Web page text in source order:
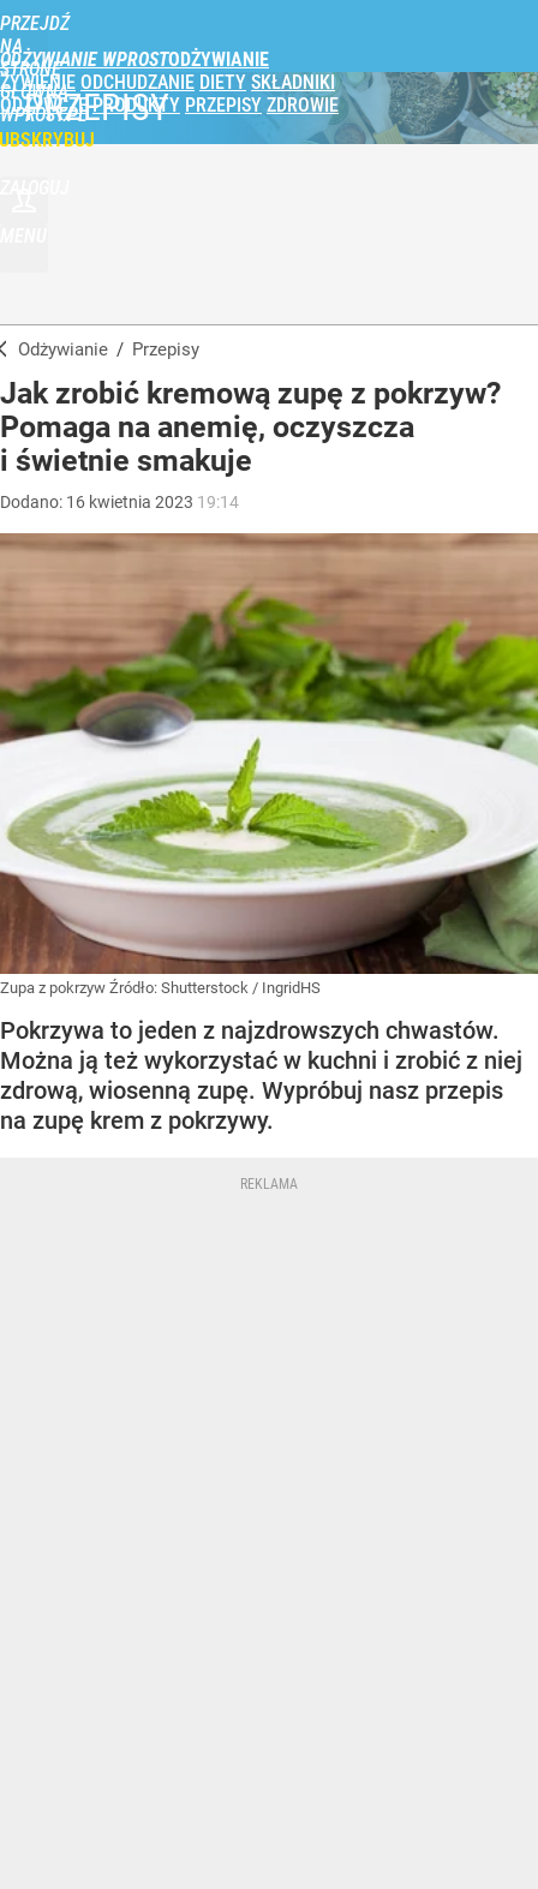
PRZEJDŹ
NA
STRONĘ
GŁÓWNĄ
WPROST.PL
ODŻYWIANIE WPROST
ŻYWIENIE ODCHUDZANIE DIETY SKŁADNIKI
ODŻYWCZE PRODUKTY PRZEPISY ZDROWIE
PRZEPISY
Odżywianie / Przepisy
Jak zrobić kremową zupę z pokrzyw?
Pomaga na anemię, oczyszcza
i świetnie smakuje
Dodano: 16 kwietnia 2023 19:14
Zupa z pokrzyw Źródło: Shutterstock / IngridHS
Pokrzywa to jeden z najzdrowszych chwastów.
Można ją też wykorzystać w kuchni i zrobić z niej
zdrową, wiosenną zupę. Wypróbuj nasz przepis
na zupę krem z pokrzywy.